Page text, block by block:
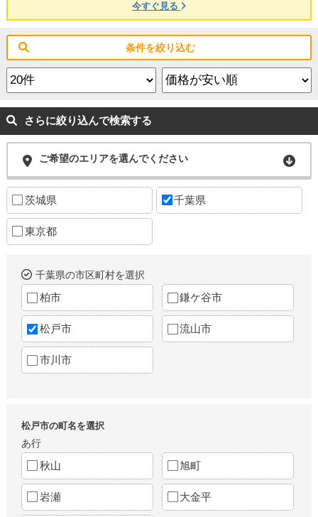
今すぐ見る
条件を絞り込む
さらに絞り込んで検索する
ご希望のエリアを選んでください
茨城県 千葉県
東京都
千葉県の市区町村を選択
柏市 鎌ケ谷市
松戸市 流山市
市川市
松戸市の町名を選択
あ行
秋山 旭町
岩瀬 大金平